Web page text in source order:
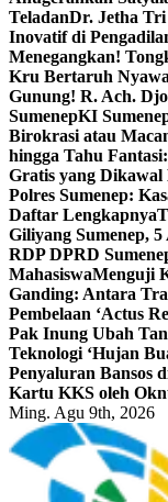
TeladanDr. Jetha
Inovatif di
Menegangkan!
Kru Bertaruh
Gunung! R. Ach.
SumenepKI
Birokrasi atau
hingga Tahu
Gratis yang Dikawal
Polres Sumenep:
Daftar Lengkapnya
Giliyang Sumenep,
RDP DPRD
MahasiswaMenguji
Ganding: Antara
Pembelaan ‘Actus
Pak Inung Ubah
Teknologi ‘Hujan
Penyaluran Bansos
Kartu KKS oleh
Ming. Agu 9th, 2026